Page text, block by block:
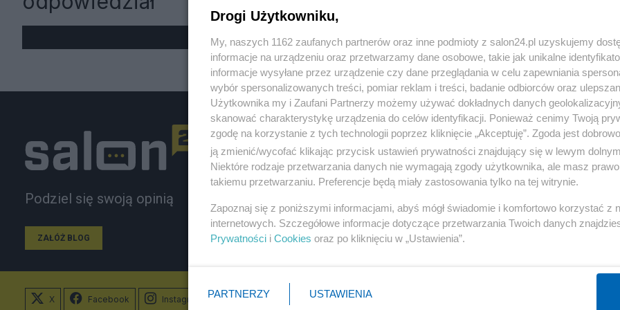
« WRÓĆ DO NOTKI
Podziel się swoją opinią
ZAŁÓŻ BLOG
Polityka
PiS
Rząd
NATO
KO
Gospodarka
Biznes
Pieniądze
Inwestycje
Podatki
X Facebook Instagram
Drogi Użytkowniku,
My, naszych 1162 zaufanych partnerów oraz inne podmioty z salon24.pl uzyskujemy
informacje na urządzeniu oraz przetwarzamy dane osobowe, takie jak unikalne
informacje wysyłane przez urządzenie czy dane przeglądania w celu zapewniania
wybór spersonalizowanych treści, pomiar reklam i treści, badanie odbiorców oraz
Użytkownika my i Zaufani Partnerzy możemy używać dokładnych danych
skanować charakterystykę urządzenia do celów identyfikacji. Ponieważ cenimy Twoją
zgodę na korzystanie z tych technologii poprzez kliknięcie „Akceptuję”. Zgoda jest
ją zmienić/wycofać klikając przycisk ustawień prywatności znajdujący się w lewym
Niektóre rodzaje przetwarzania danych nie wymagają zgody użytkownika, ale masz
takiemu przetwarzaniu. Preferencje będą miały zastosowania tylko na tej witrynie.
Zapoznaj się z poniższymi informacjami, abyś mógł świadomie i komfortowo korzystać z
internetowych. Szczegółowe informacje dotyczące przetwarzania Twoich danych
Prywatności i Cookies oraz po kliknięciu w „Ustawienia”.
PARTNERZY USTAWIENIA